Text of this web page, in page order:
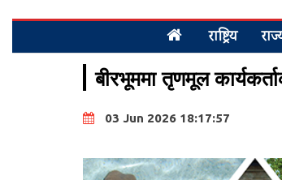
राष्ट्रिय
बीरभूममा तृणमूल
03 Jun 2026 18:17:57